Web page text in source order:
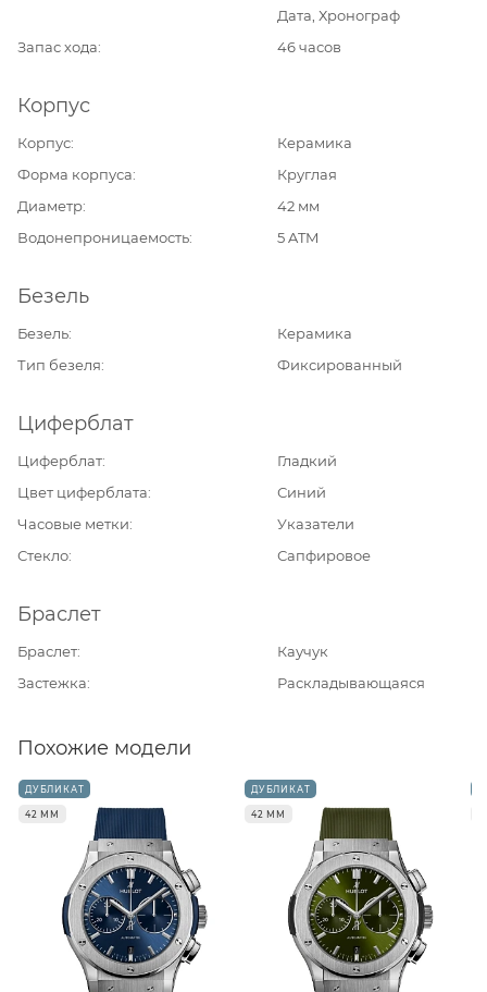
Дата, Хронограф
Запас хода
46 часов
Корпус
Корпус
Керамика
Форма корпуса
Круглая
Диаметр
42 мм
Водонепроницаемость
5 ATM
Безель
Безель
Керамика
Тип безеля
Фиксированный
Циферблат
Циферблат
Гладкий
Цвет циферблата
Синий
Часовые метки
Указатели
Стекло
Сапфировое
Браслет
Браслет
Каучук
Застежка
Раскладывающаяся
Похожие модели
ДУБЛИКАТ
42 ММ
ДУБЛИКАТ
42 ММ